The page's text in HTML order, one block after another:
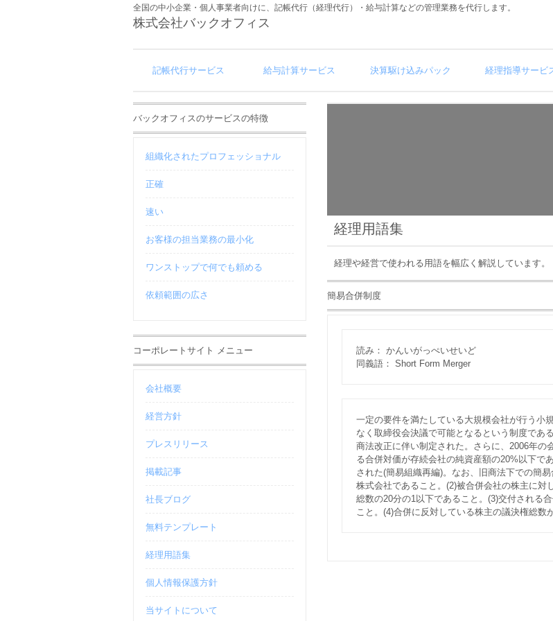
全国の中小企業・個人事業者向けに、記帳代行（経理代行）・給与計算などの管理業務を代行します。
株式会社バックオフィス
記帳代行サービス 給与計算サービス 決算駆け込みパック 経理指導サービ
経理用語集
経理や経営で使われる用語を幅広く解説しています。
簡易合併制度
読み： かんいがっぺいせいど
同義語： Short Form Merger
一定の要件を満たしている大規模会社が行う小
なく取締役会決議で可能となるという制度であ
商法改正に伴い制定された。さらに、2006年
る合併対価が存続会社の純資産額の20%以下で
された(簡易組織再編)。なお、旧商法下での簡
株式会社であること。(2)被合併会社の株主に
総数の20分の1以下であること。(3)交付される
こと。(4)合併に反対している株主の議決権総数
バックオフィスのサービスの特徴
組織化されたプロフェッショナル
正確
速い
お客様の担当業務の最小化
ワンストップで何でも頼める
依頼範囲の広さ
コーポレートサイト メニュー
会社概要
経営方針
プレスリリース
掲載記事
社長ブログ
無料テンプレート
経理用語集
個人情報保護方針
当サイトについて